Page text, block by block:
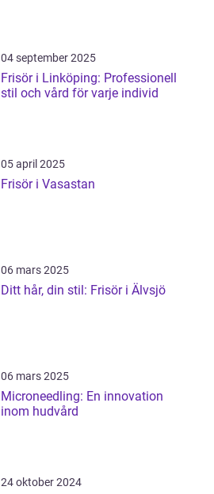
04 september 2025
Frisör i Linköping: Professionell
stil och vård för varje individ
05 april 2025
Frisör i Vasastan
06 mars 2025
Ditt hår, din stil: Frisör i Älvsjö
06 mars 2025
Microneedling: En innovation
inom hudvård
24 oktober 2024